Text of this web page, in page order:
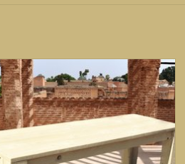
Wij
✅ Voor
wij de
TOEVOEGEN AAN WINKELWAGEN